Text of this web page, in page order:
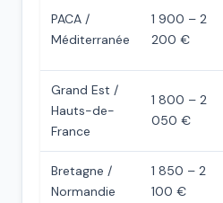
PACA /
Méditerranée
1 900 – 2
200 €
Grand Est /
Hauts-de-
France
1 800 – 2
050 €
Bretagne /
Normandie
1 850 – 2
100 €